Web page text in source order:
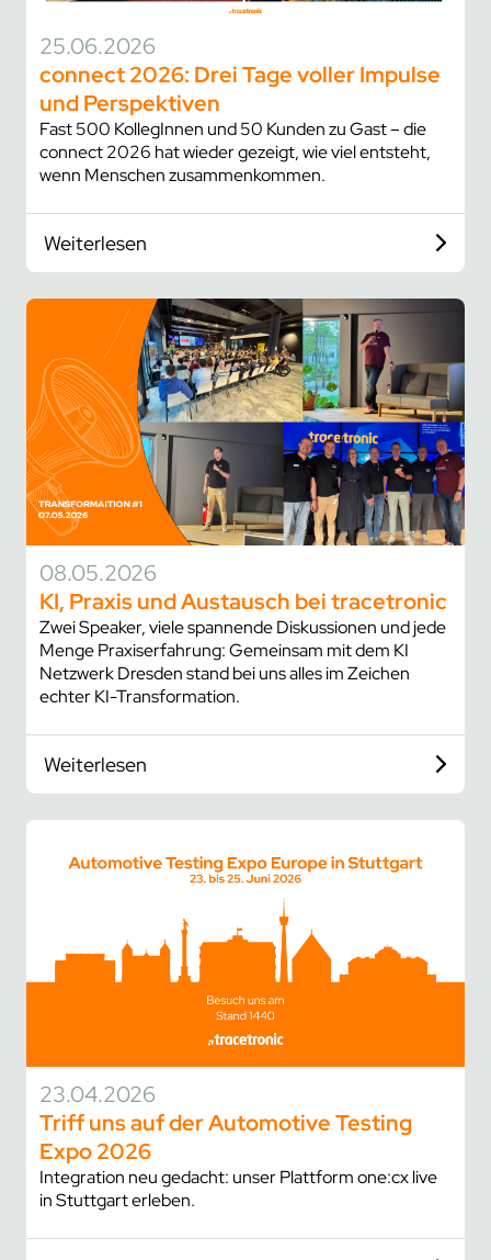
25.06.2026
connect 2026: Drei Tage voller Impulse
und Perspektiven
Fast 500 KollegInnen und 50 Kunden zu Gast – die
connect 2026 hat wieder gezeigt, wie viel entsteht,
wenn Menschen zusammenkommen.
Weiterlesen
08.05.2026
KI, Praxis und Austausch bei tracetronic
Zwei Speaker, viele spannende Diskussionen und jede
Menge Praxiserfahrung: Gemeinsam mit dem KI
Netzwerk Dresden stand bei uns alles im Zeichen
echter KI-Transformation.
Weiterlesen
23.04.2026
Triff uns auf der Automotive Testing
Expo 2026
Integration neu gedacht: unser Plattform one:cx live
in Stuttgart erleben.